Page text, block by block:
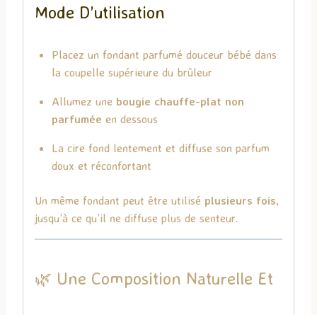
Mode D’utilisation
Placez un fondant parfumé douceur bébé dans
la coupelle supérieure du brûleur
Allumez une bougie chauffe-plat non
parfumée en dessous
La cire fond lentement et diffuse son parfum
doux et réconfortant
Un même fondant peut être utilisé plusieurs fois,
jusqu’à ce qu’il ne diffuse plus de senteur.
🌿 Une Composition Naturelle Et